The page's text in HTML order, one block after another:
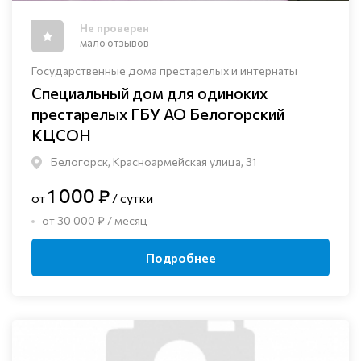
Государственные дома престарелых и интернаты
Специальный дом для одиноких
престарелых ГБУ АО Белогорский
КЦСОН
Белогорск, Красноармейская улица, 31
Не проверен
мало отзывов
от1 000 ₽ / сутки
от 30 000 ₽ / месяц
Подробнее